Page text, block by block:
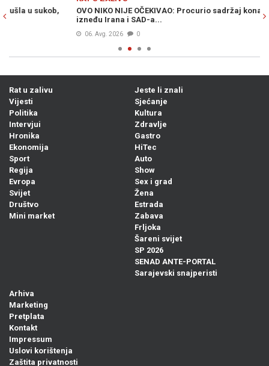
OVO NIKO NIJE OČEKIVAO: Procurio sadržaj konačnog sporazuma
izneđu Irana i SAD-a...
Rat u zalivu
Vijesti
Politika
Intervjui
Hronika
Ekonomija
Sport
Regija
Evropa
Svijet
Društvo
Mini market
Jeste li znali
Sjećanje
Kultura
Zdravlje
Gastro
HiTec
Auto
Show
Sex i grad
Žena
Estrada
Zabava
Frljoka
Šareni svijet
SP 2026
SENAD ANTE-PORTAL
Sarajevski snajperisti
Arhiva
Marketing
Pretplata
Kontakt
Impressum
Uslovi korištenja
Zaštita privatnosti